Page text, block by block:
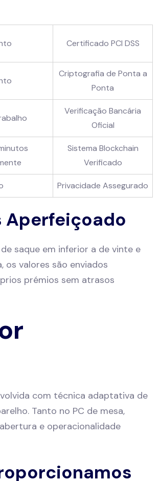
Certificado PCI DSS
Criptografia de Ponta a
Ponta
Verificação Bancária
Oficial
Sistema Blockchain
Verificado
Privacidade Assegurado
Aperfeiçoado
saque em inferior a de vinte e
valores são enviados
prémios sem atrasos
com técnica adaptativa de
Tanto no PC de mesa,
e operacionalidade